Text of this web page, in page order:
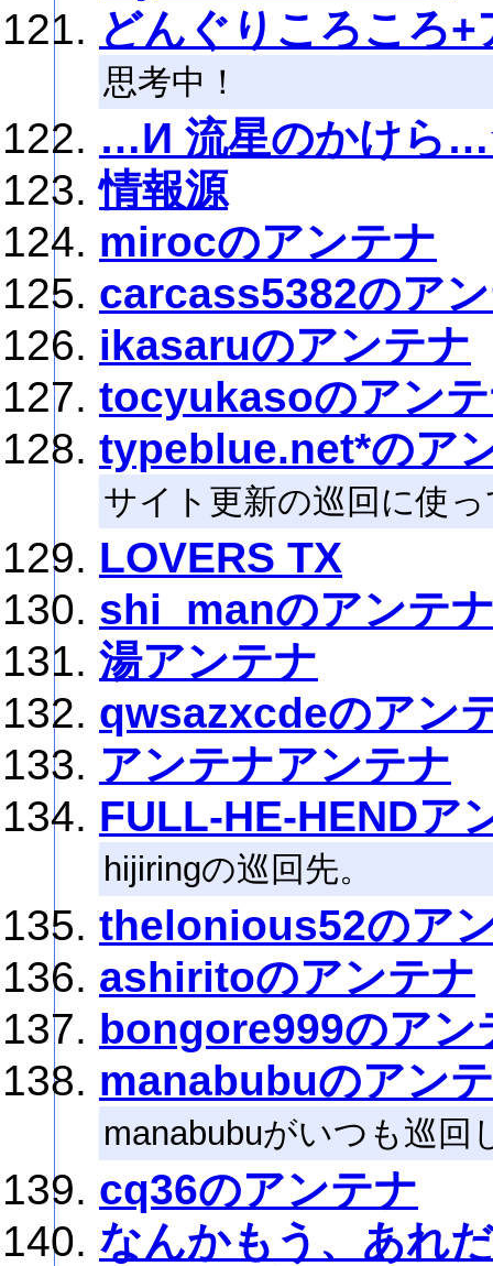
どんぐりころころ+
思考中！
…И 流星のかけら
情報源
mirocのアンテナ
carcass5382のア
ikasaruのアンテナ
tocyukasoのアン
typeblue.net*のア
サイト更新の巡回に使
LOVERS TX
shi_manのアンテ
湯アンテナ
qwsazxcdeのアン
アンテナアンテナ
FULL-HE-HENDア
hijiringの巡回先。
thelonious52のア
ashiritoのアンテナ
bongore999のアン
manabubuのアン
manabubuがいつも巡
cq36のアンテナ
なんかもう、あれ